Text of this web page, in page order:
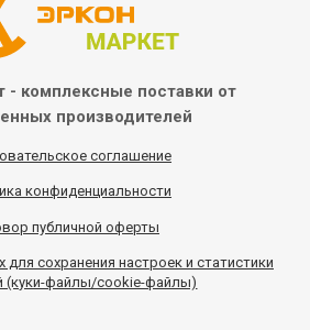
- комплексные поставки от
производителей
соглашение
конфиденциальности
публичной оферты
для сохранения настроек и статистики
(куки-файлы/cookie-файлы)